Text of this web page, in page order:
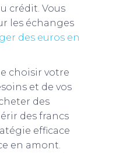
crédit. Vous
les échanges
des euros en
choisir votre
et de vos
des
des francs
efficace
en amont.